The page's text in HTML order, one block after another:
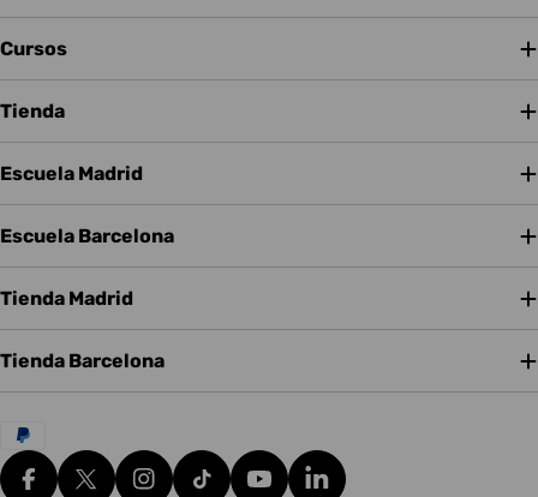
Cursos
Tienda
Escuela Madrid
Escuela Barcelona
Tienda Madrid
Tienda Barcelona
Métodos
de
pago